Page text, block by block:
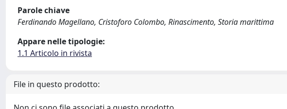
Parole chiave
Ferdinando Magellano, Cristoforo Colombo, Rinascimento, Storia marittima
Appare nelle tipologie:
1.1 Articolo in rivista
File in questo prodotto: